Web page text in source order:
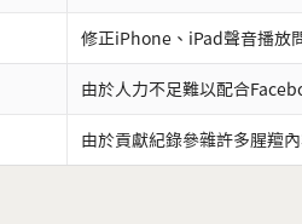
修正iPhone、iPad聲音播放
由於人力不足難以配合
由於貢獻紀錄參雜許多腥羶